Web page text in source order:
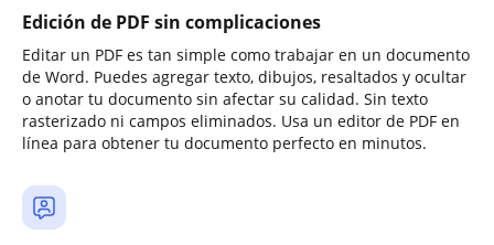
Edición de PDF sin complicaciones
Editar un PDF es tan simple como trabajar en un documento
de Word. Puedes agregar texto, dibujos, resaltados y ocultar
o anotar tu documento sin afectar su calidad. Sin texto
rasterizado ni campos eliminados. Usa un editor de PDF en
línea para obtener tu documento perfecto en minutos.